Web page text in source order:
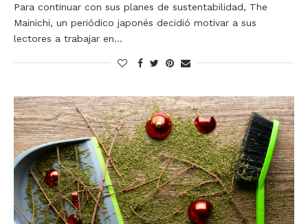
Para continuar con sus planes de sustentabilidad, The
Mainichi, un periódico japonés decidió motivar a sus
lectores a trabajar en…